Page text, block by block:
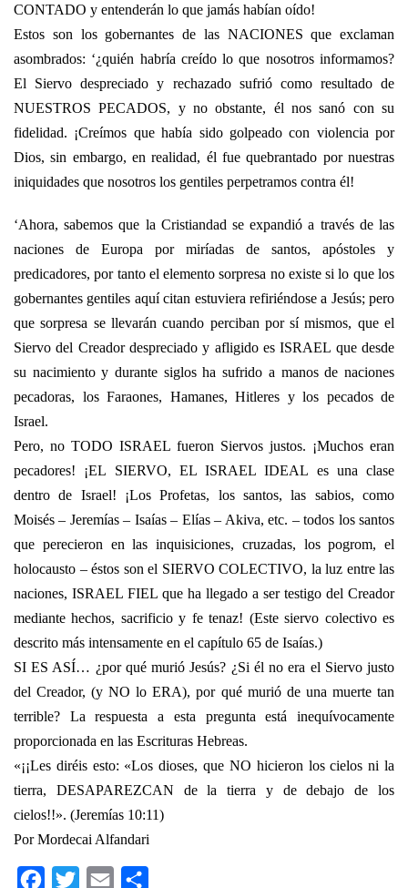
CONTADO y entenderán lo que jamás habían oído!
Estos son los gobernantes de las NACIONES que exclaman
asombrados: ‘¿quién habría creído lo que nosotros informamos?
El Siervo despreciado y rechazado sufrió como resultado de
NUESTROS PECADOS, y no obstante, él nos sanó con su
fidelidad. ¡Creímos que había sido golpeado con violencia por
Dios, sin embargo, en realidad, él fue quebrantado por nuestras
iniquidades que nosotros los gentiles perpetramos contra él!
‘Ahora, sabemos que la Cristiandad se expandió a través de las
naciones de Europa por miríadas de santos, apóstoles y
predicadores, por tanto el elemento sorpresa no existe si lo que los
gobernantes gentiles aquí citan estuviera refiriéndose a Jesús; pero
que sorpresa se llevarán cuando perciban por sí mismos, que el
Siervo del Creador despreciado y afligido es ISRAEL que desde
su nacimiento y durante siglos ha sufrido a manos de naciones
pecadoras, los Faraones, Hamanes, Hitleres y los pecados de
Israel.
Pero, no TODO ISRAEL fueron Siervos justos. ¡Muchos eran
pecadores! ¡EL SIERVO, EL ISRAEL IDEAL es una clase
dentro de Israel! ¡Los Profetas, los santos, las sabios, como
Moisés – Jeremías – Isaías – Elías – Akiva, etc. – todos los santos
que perecieron en las inquisiciones, cruzadas, los pogrom, el
holocausto – éstos son el SIERVO COLECTIVO, la luz entre las
naciones, ISRAEL FIEL que ha llegado a ser testigo del Creador
mediante hechos, sacrificio y fe tenaz! (Este siervo colectivo es
descrito más intensamente en el capítulo 65 de Isaías.)
SI ES ASÍ… ¿por qué murió Jesús? ¿Si él no era el Siervo justo
del Creador, (y NO lo ERA), por qué murió de una muerte tan
terrible? La respuesta a esta pregunta está inequívocamente
proporcionada en las Escrituras Hebreas.
«¡¡Les diréis esto: «Los dioses, que NO hicieron los cielos ni la
tierra, DESAPAREZCAN de la tierra y de debajo de los
cielos!!». (Jeremías 10:11)
Por Mordecai Alfandari
FacebookTwitter Email